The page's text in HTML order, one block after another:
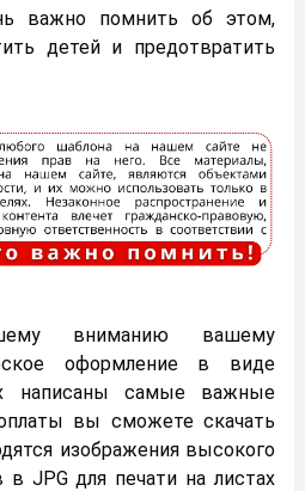
важно помнить об этом,
детей и предотвратить
вниманию вашему
оформление в виде
написаны самые важные
вы сможете скачать
изображения высокого
в JPG для печати на листах